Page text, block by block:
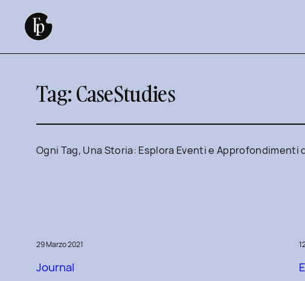
contenuto
Tag:CaseStudies
Ogni Tag, Una Storia: Esplora Eventi e Approfondimenti
29 Marzo 2021
Journal